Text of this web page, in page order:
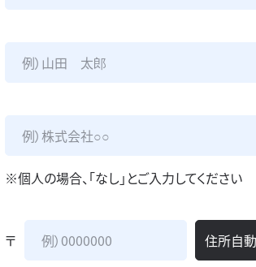
※個人の場合、「なし」とご入力してください
〒 住所自